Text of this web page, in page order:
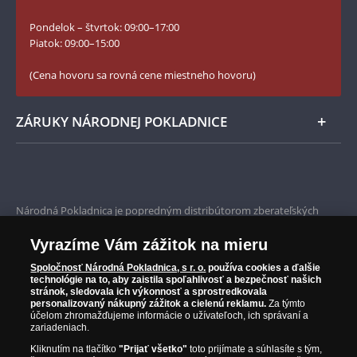
Numizmatické novinky
YouTube Národnej Pokladnice
Pondelok – štvrtok: 09:00–17:00
Piatok: 09:00–15:00
(Cena hovoru sa rovná cene miestneho hovoru)
ZÁRUKY NÁRODNEJ POKLADNICE
Iba originálne produkty
Národná Pokladnica je popredným distribútorom zberateľských
od roku 2010.
Národná Pokladnica je oficiálnym distribútorom numizmatických
emisií z viac ako 50 krajín, vrátane známych mincovní a emitentov
ako je Britská kráľovská mincovňa, Kráľovská kanadská mincovňa,
Parížska mincovňa, Nórska mincovňa, Fínska mincovňa alebo
Austrálska mincovňa Perth. Spoločnosť svojim zákazníkom a
zberateľom garantuje, že všetky produkty sú v originálnej a v
autentickosti.
Vyrazíme Vám zážitok na mieru
Spoločnosť Národná Pokladnica, s r. o. používa cookies a ďalšie
technológie na to, aby zaistila spoľahlivosť a bezpečnosť našich
stránok, sledovala ich výkonnosť a sprostredkovala
personalizovaný nákupný zážitok a cielenú reklamu. Za týmto
účelom zhromažďujeme informácie o užívateľoch, ich správaní a
zariadeniach.
Kliknutím na tlačítko"Prijať všetko" toto prijímate a súhlasíte s tým,